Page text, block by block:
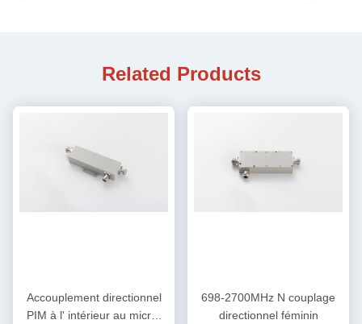
Related Products
Accouplement directionnel
PIM à l' intérieur au micro-
698-2700MHz N couplage
directionnel féminin